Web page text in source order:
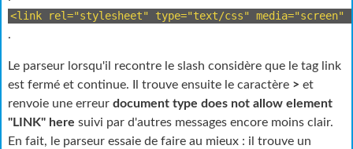
<link rel="stylesheet" type="text/css"
.
Le parseur lorsqu'il recontre le slash considère que le tag link
est fermé et continue. Il trouve ensuite le caractère > et
renvoie une erreur document type does not allow element
"LINK" here suivi par d'autres messages encore moins clair.
En fait, le parseur essaie de faire au mieux : il trouve un